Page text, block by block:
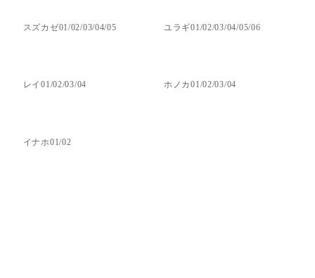
スズカゼ01/02/03/04/05 ユラギ01/02/03/04/05/06
レイ01/02/03/04 ホノカ01/02/03/04
イナホ01/02